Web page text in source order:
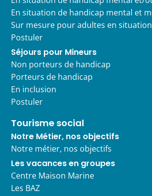
En situation de handicap mental et
Sur mesure pour adultes en
Postuler
Séjours pour Mineurs
Non porteurs de handicap
Porteurs de handicap
En inclusion
Postuler
Tourisme social
Notre Métier, nos objectifs
Notre métier, nos objectifs
Les vacances en groupes
Centre Maison Marine
Les BAZ